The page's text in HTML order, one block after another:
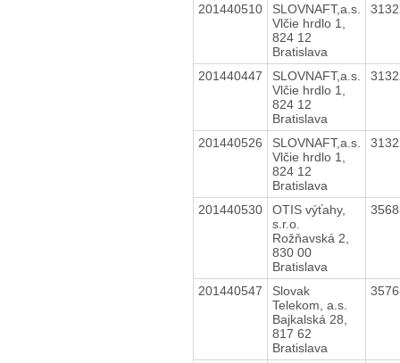
201440510
SLOVNAFT,a.s.
Vlčie hrdlo 1,
824 12
Bratislava
201440447
SLOVNAFT,a.s.
Vlčie hrdlo 1,
824 12
Bratislava
201440526
SLOVNAFT,a.s.
Vlčie hrdlo 1,
824 12
Bratislava
201440530
OTIS výťahy,
s.r.o.
Rožňavská 2,
830 00
Bratislava
201440547
Slovak
Telekom, a.s.
Bajkalská 28,
817 62
Bratislava